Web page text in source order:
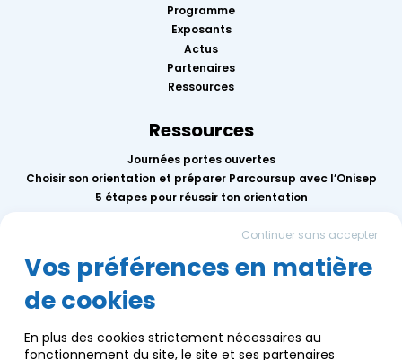
Programme
Exposants
Actus
Partenaires
Ressources
Ressources
Journées portes ouvertes
Choisir son orientation et préparer Parcoursup avec l’Onisep
5 étapes pour réussir ton orientation
Mercredis de l’orientation
Calendrier des événements AEF info
Groupe AEF
Nous contacter
Continuer sans accepter
Vos préférences en matière
de cookies
En plus des cookies strictement nécessaires au
fonctionnement du site, le site et ses partenaires